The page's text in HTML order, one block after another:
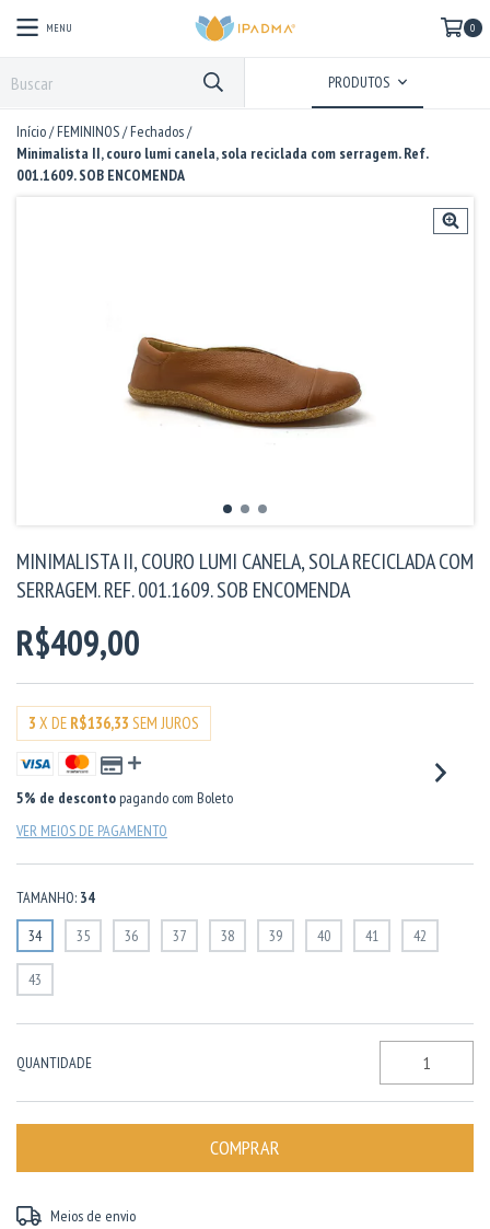
MENU 0
PRODUTOS
Início/FEMININOS/Fechados/
Minimalista II, couro lumi canela, sola reciclada com serragem. Ref.
001.1609. SOB ENCOMENDA
MINIMALISTA II, COURO LUMI CANELA, SOLA RECICLADA COM
SERRAGEM. REF. 001.1609. SOB ENCOMENDA
R$409,00
3 X DE R$136,33 SEM JUROS
5% de descontopagando com Boleto
VER MEIOS DE PAGAMENTO
TAMANHO: 34
34
35 36 37 38 39 40 41 42
43
QUANTIDADE
Entregas para o CEP:
Meios de envio